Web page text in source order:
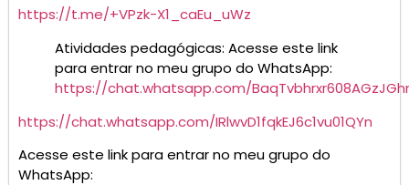
https://t.me/+VPzk-X1_caEu_uWz
Atividades pedagógicas: Acesse este link
para entrar no meu grupo do WhatsApp:
https://chat.whatsapp.com/
https://chat.whatsapp.com/IRlwvD1fqkEJ6c1vu01QYn
Acesse este link para entrar no meu grupo do
WhatsApp: